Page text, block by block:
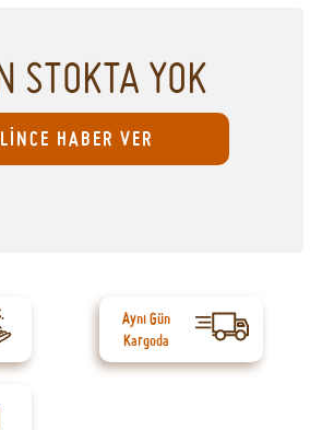
STOKTA YOK
HABER VER
Aynı Gün
Kargoda